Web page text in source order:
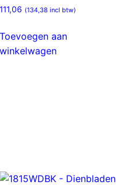
111,06 (134,38 incl btw)
Toevoegen aan
winkelwagen